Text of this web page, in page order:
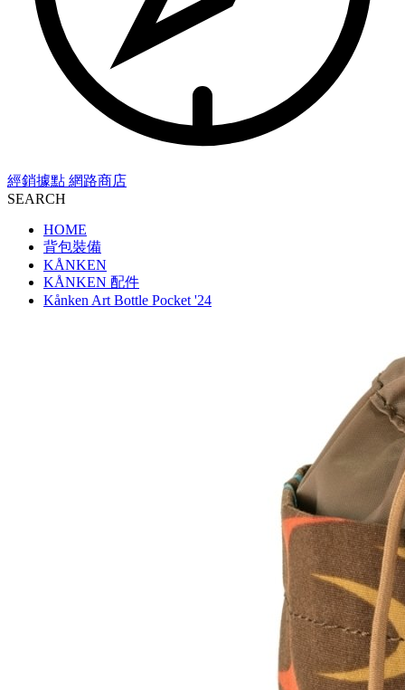
經銷據點 網路商店
SEARCH
HOME
背包裝備
KÅNKEN
KÅNKEN 配件
Kånken Art Bottle Pocket '24